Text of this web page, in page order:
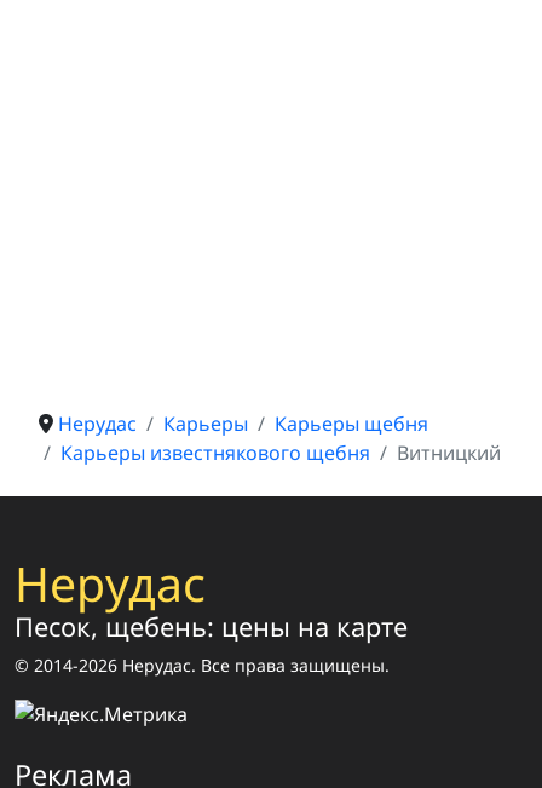
Нерудас Карьеры
Карьеры щебня
Карьеры известнякового щебня
Витницкий
Нерудас
Песок, щебень: цены на карте
© 2014-2026 Нерудас. Все права защищены.
Реклама